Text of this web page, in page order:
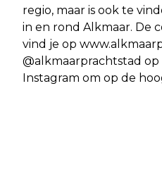
regio, maar is ook te
in en rond Alkmaar. De
vind je op
@alkmaarprachtstad op
Instagram om op de